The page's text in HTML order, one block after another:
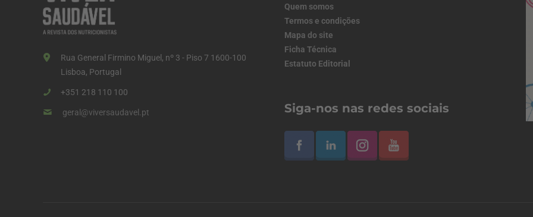
Rua General Firmino Miguel, nº 3 - Piso 7 1600-100
Lisboa, Portugal
+351 218 110 100
geral@viversaudavel.pt
Quem somos
Termos e condições
Mapa do site
Ficha Técnica
Estatuto Editorial
Siga-nos nas redes sociais